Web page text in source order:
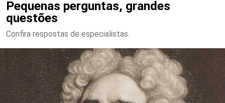
Pequenas perguntas, grandes
questões
Confira respostas de especialistas.